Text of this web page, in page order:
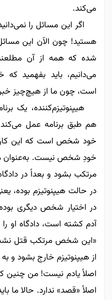
می‌کند.
اگر این مسائل را
هستید! چون الآن این
شده که همه از آن
می‌دانیم، باید بفهمید
است، چون ما از هیچ‌چیز خبر
هیپنوتیزم‌کننده، یک
هم طبق برنامه عمل
خود شخص است که این
خودِ شخص نیست. به‌عنوان
مرتکب بشود و بعداً در
در حالت هیپنوتیزم بوده،
در اختیار شخص دیگری
آدم کشته است، دادگاه او
«این شخص مرتکب قتل
از هیپنوتیزم خارج بشود و
اصلاً یادم نیست! من
اصلاً «قصد» ندارد. حالا ما